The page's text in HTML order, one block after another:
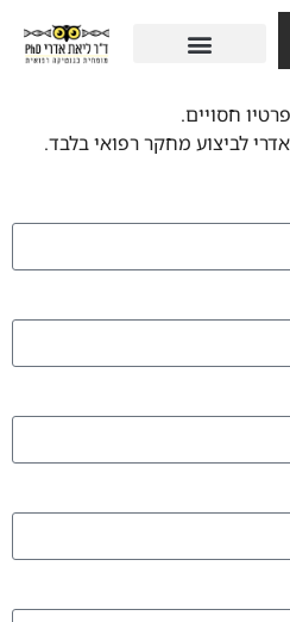
חסויים.
לביצוע מחקר רפואי בלבד.